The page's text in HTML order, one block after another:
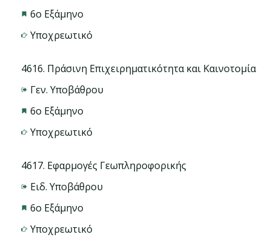
6ο Εξάμηνο
Υποχρεωτικό
4616. Πράσινη Επιχειρηματικότητα και Καινοτομία
Γεν. Υποβάθρου
6ο Εξάμηνο
Υποχρεωτικό
4617. Εφαρμογές Γεωπληροφορικής
Ειδ. Υποβάθρου
6ο Εξάμηνο
Υποχρεωτικό